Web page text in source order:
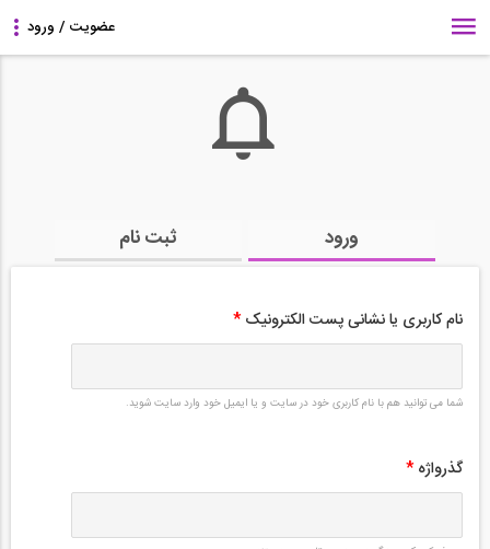
ورود ثبت نام
نام کاربری یا نشانی پست الکترونیک *
شما می توانید هم با نام کاربری خود در سایت و یا ایمیل خود وارد سایت شوید.
گذرواژه *